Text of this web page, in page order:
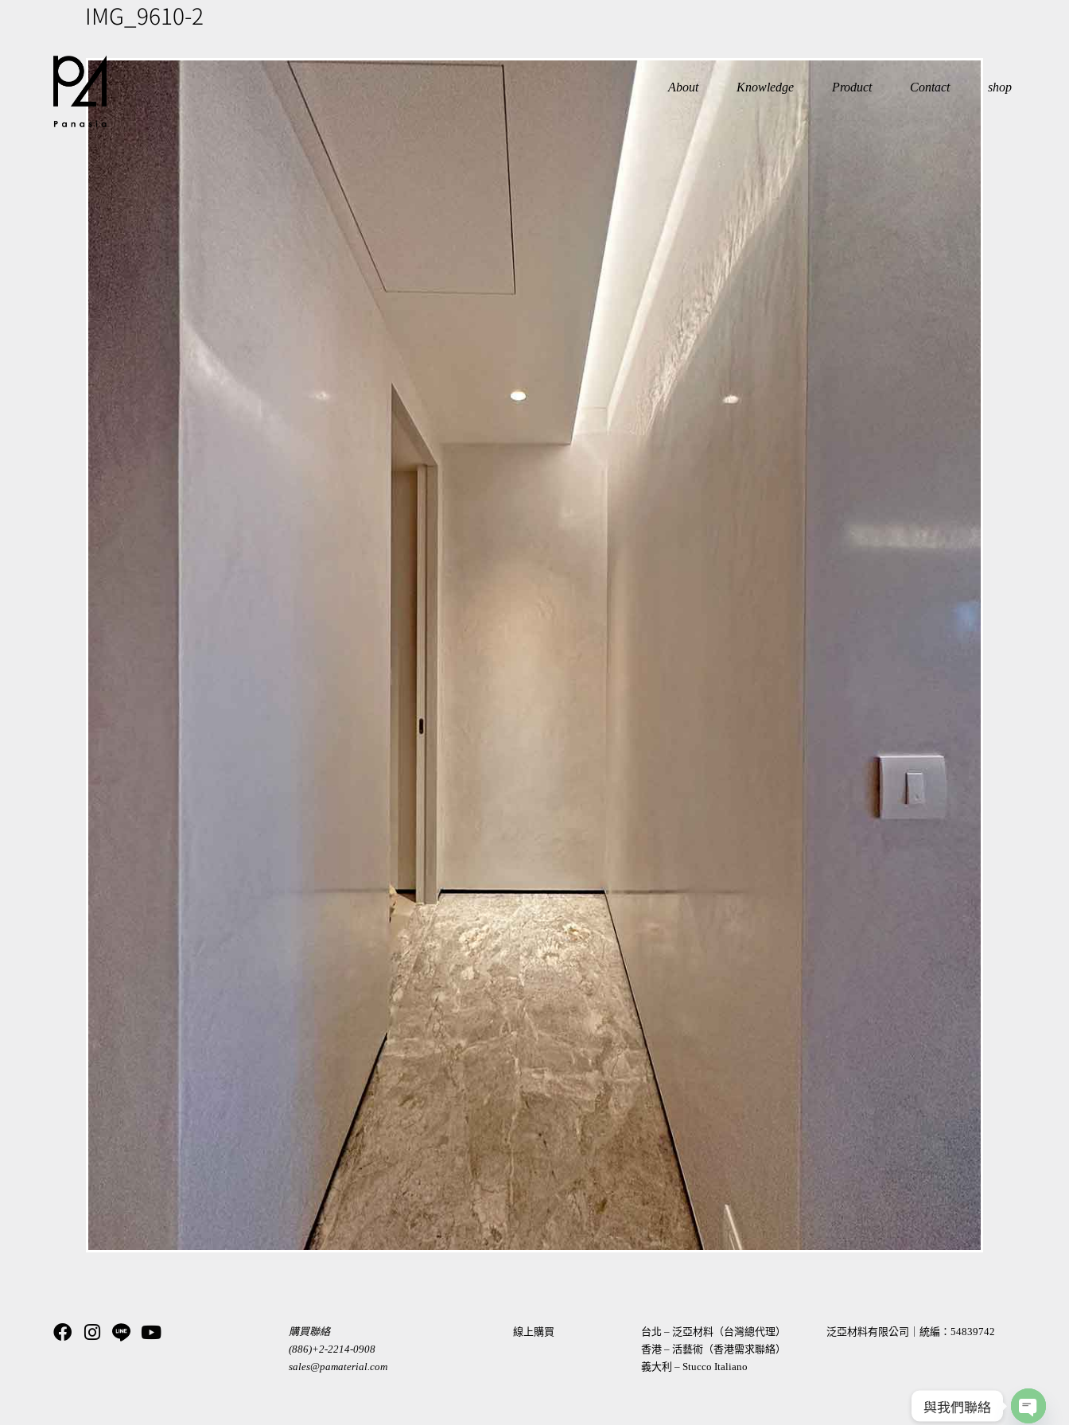
About Knowledge Product Contact shop
IMG_9610-2
購買聯絡
(886)+2-2214-0908
sales@pamaterial.com
線上購買
台北 – 泛亞材料（台灣總代理）
香港 – 活藝術（香港需求聯絡）
義大利 – Stucco Italiano
泛亞材料有限公司｜統編：54839742
與我們聯絡